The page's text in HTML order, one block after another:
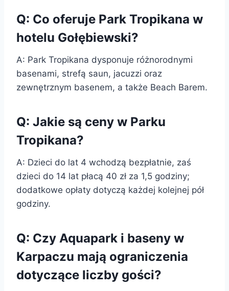
Q: Co oferuje Park Tropikana w
hotelu Gołębiewski?
A: Park Tropikana dysponuje różnorodnymi
basenami, strefą saun, jacuzzi oraz
zewnętrznym basenem, a także Beach Barem.
Q: Jakie są ceny w Parku
Tropikana?
A: Dzieci do lat 4 wchodzą bezpłatnie, zaś
dzieci do 14 lat płacą 40 zł za 1,5 godziny;
dodatkowe opłaty dotyczą każdej kolejnej pół
godziny.
Q: Czy Aquapark i baseny w
Karpaczu mają ograniczenia
dotyczące liczby gości?